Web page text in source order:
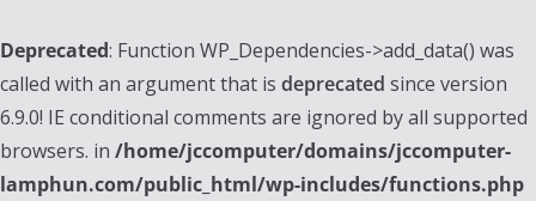
Deprecated: Function WP_Dependencies->add_data() was
called with an argument that is deprecated since version
6.9.0! IE conditional comments are ignored by all supported
browsers. in /home/jccomputer/domains/jccomputer-
lamphun.com/public_html/wp-includes/functions.php